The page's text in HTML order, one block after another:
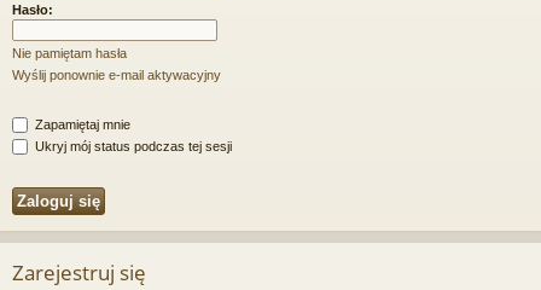
Hasło:
Nie pamiętam hasła
Wyślij ponownie e-mail aktywacyjny
Zapamiętaj mnie
Ukryj mój status podczas tej sesji
Zarejestruj się